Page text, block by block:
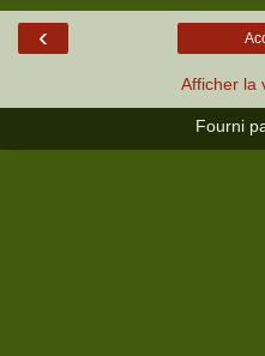
‹
Afficher la
Fourni